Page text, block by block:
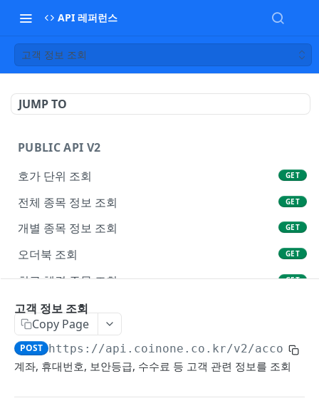
API 레퍼런스
고객 정보 조회
JUMP TO
PUBLIC API V2
호가 단위 조회
GET
전체 종목 정보 조회 GET
개별 종목 정보 조회 GET
오더북 조회 GET
최근 체결 주문 조회 GET
전체 티커 정보 조회
개별 티커 정보 조회
전체 티커 정보 조회 (UTC) GET
고객 정보 조회
Copy Page
POST https://api.coinone.co.kr/v2/account/
계좌, 휴대번호, 보안등급, 수수료 등 고객 관련 정보를 조회